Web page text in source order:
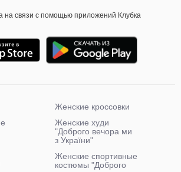
на связи с помощью приложений Клубка
Женские кроссовки
Женские худи
"Доброго вечора ми
з України"
Женские спортивные
костюмы "Доброго